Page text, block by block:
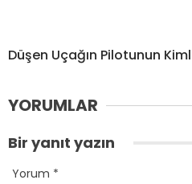
Düşen Uçağın Pilotunun
YORUMLAR
Bir yanıt yazın
Yorum *